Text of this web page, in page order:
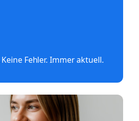
Fehler. Immer aktuell.